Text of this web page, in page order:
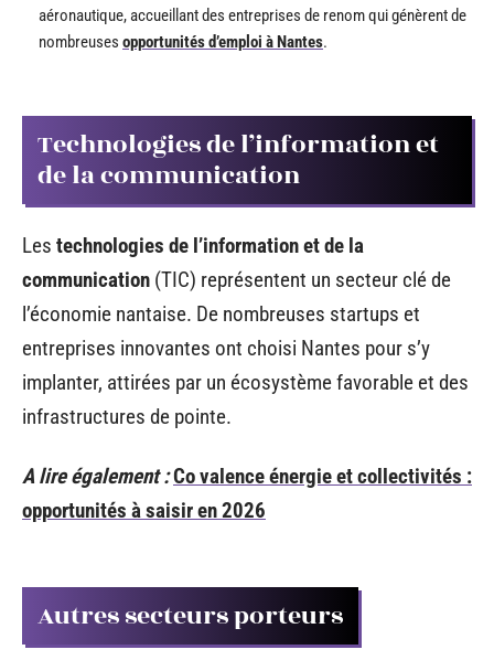
aéronautique, accueillant des entreprises de renom qui génèrent de
nombreuses opportunités d’emploi à Nantes.
Technologies de l’information et
de la communication
Les technologies de l’information et de la
communication (TIC) représentent un secteur clé de
l’économie nantaise. De nombreuses startups et
entreprises innovantes ont choisi Nantes pour s’y
implanter, attirées par un écosystème favorable et des
infrastructures de pointe.
A lire également :Co valence énergie et collectivités :
opportunités à saisir en 2026
Autres secteurs porteurs